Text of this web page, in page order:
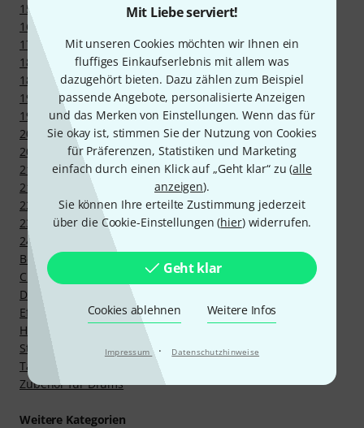
Mit Liebe serviert!
Mit unseren Cookies möchten wir Ihnen ein
fluffiges Einkaufserlebnis mit allem was
dazugehört bieten. Dazu zählen zum Beispiel
passende Angebote, personalisierte Anzeigen
und das Merken von Einstellungen. Wenn das für
Sie okay ist, stimmen Sie der Nutzung von Cookies
für Präferenzen, Statistiken und Marketing
einfach durch einen Klick auf „Geht klar“ zu (alle
anzeigen).
Sie können Ihre erteilte Zustimmung jederzeit
über die Cookie-Einstellungen (hier) widerrufen.
Geht klar
Cookies ablehnen Weitere Infos
Impressum · Datenschutzhinweise
15" Crashbecken
16" Crashbecken
17" Crashbecken
18" Crashbecken
18" Ridebecken
19" Crashbecken
19" Ridebecken
20" Crashbecken
20" Ridebecken
21" Crashbecken und größer
21" Ridebecken
22" Ridebecken
23" Ridebecken
24" Ridebecken und größer
Beckensets
Chinabecken
Drumsticks und Mallets
Effektbecken
HiHat Becken
Stacks
Taschen und Koffer für Drums
Zubehör für Drums
Weitere Kategorien